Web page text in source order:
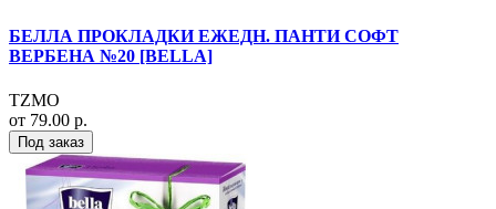
БЕЛЛА ПРОКЛАДКИ ЕЖЕДН. ПАНТИ СОФТ
ВЕРБЕНА №20 [BELLA]
TZMO
от 79.00 р.
Под заказ